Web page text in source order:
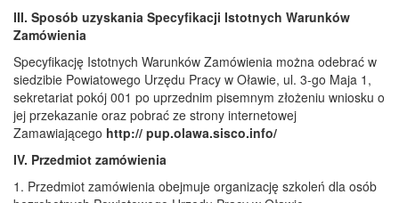
III. Sposób uzyskania Specyfikacji Istotnych Warunków
Zamówienia
Specyfikację Istotnych Warunków Zamówienia można odebrać w
siedzibie Powiatowego Urzędu Pracy w Oławie, ul. 3-go Maja 1,
sekretariat pokój 001 po uprzednim pisemnym złożeniu wniosku o
jej przekazanie oraz pobrać ze strony internetowej
Zamawiającego http:// pup.olawa.sisco.info/
IV. Przedmiot zamówienia
1. Przedmiot zamówienia obejmuje organizację szkoleń dla osób